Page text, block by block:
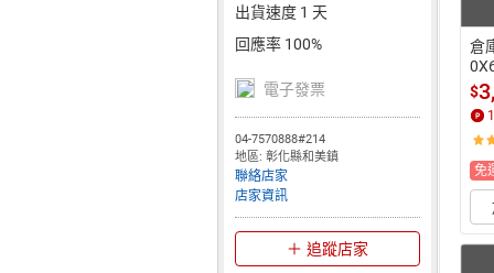
倉
(
重
$
1
免
出貨速度 1 天
回應率 100%
電子發票
04-7570888#214
地區: 彰化縣和美鎮
聯絡店家
店家資訊
追蹤店家